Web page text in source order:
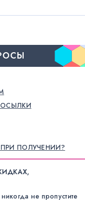
ПОЛУЧЕНИИ?
не пропустите